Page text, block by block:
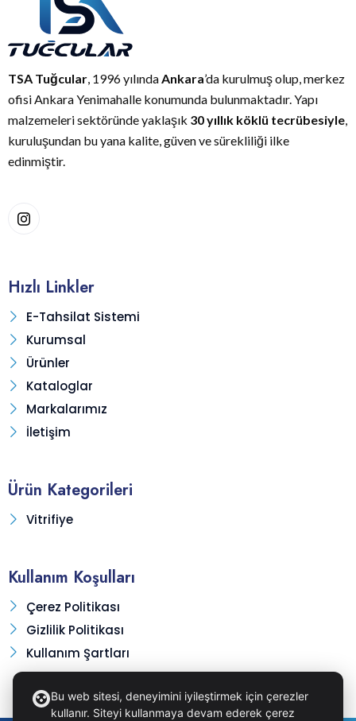
TSA Tuğcular , 1996 yılında Ankara’da kurulmuş olup, merkez
ofisi Ankara Yenimahalle konumunda bulunmaktadır. Yapı
malzemeleri sektöründe yaklaşık 30 yıllık köklü tecrübesiyle
kuruluşundan bu yana kalite, güven ve sürekliliği ilke
edinmiştir.
Hızlı Linkler
E-Tahsilat Sistemi
Kurumsal
Ürünler
Kataloglar
Markalarımız
İletişim
Ürün Kategorileri
Vitrifiye
Kullanım Koşulları
Çerez Politikası
Gizlilik Politikası
Kullanım Şartları
Bu web sitesi, deneyimini iyileştirmek için çerezler
kullanır. Siteyi kullanmaya devam ederek çerez